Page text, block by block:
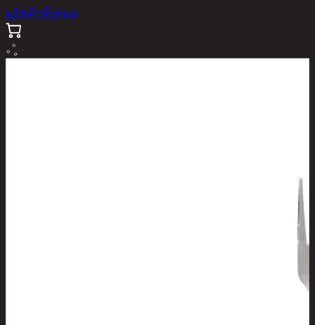
ดูสินค้าทั้งหมด